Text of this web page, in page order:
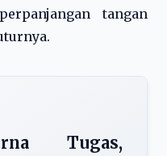
tangan
Tugas,